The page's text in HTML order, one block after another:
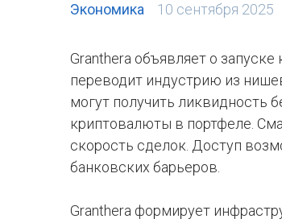
Экономика 10 сентября 2025
Granthera объявляет о
переводит индустрию из
могут получить ликвидность
криптовалюты в портфеле.
скорость сделок. Доступ
банковских барьеров.
Granthera формирует